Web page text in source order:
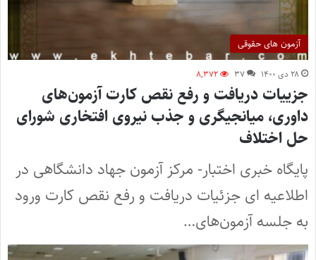
آزمون های حقوقی
۲۸ دی ۱۴۰۰ ۳۷ ۸,۳۷۲
جزییات دریافت و رفع نقص کارت آزمون‌های
داوری، میانجیگری و جذب نیروی افتخاری شورای
حل اختلاف
پایگاه خبری اختبار- مرکز آزمون جهاد دانشگاهی در
اطلاعیه ای جزئیات دریافت و رفع نقص کارت ورود
به جلسه آزمون‌های…